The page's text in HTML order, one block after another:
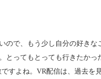
ので、もう少し自分の好きな
とってもとっても行きたか
すよね。VR配信は、過去を